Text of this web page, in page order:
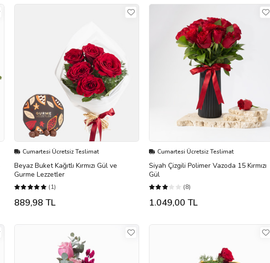
Cumartesi Ücretsiz Teslimat
Beyaz Buket Kağıtlı Kırmızı Gül ve
Gurme Lezzetler
(1)
889,98 TL
Cumartesi Ücretsiz Teslimat
Siyah Çizgili Polimer Vazoda 15 Kırmızı
Gül
(8)
1.049,00 TL